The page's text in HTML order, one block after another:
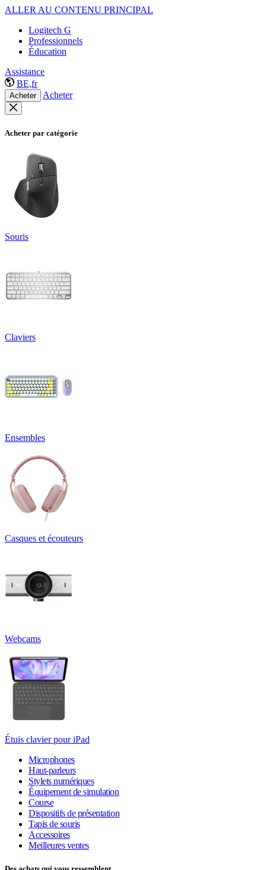
ALLER AU CONTENU PRINCIPAL
Logitech G
Professionnels
Éducation
Assistance
BE,fr
Acheter Acheter
Acheter par catégorie
Souris
Claviers
Ensembles
Casques et écouteurs
Webcams
Étuis clavier pour iPad
Microphones
Haut-parleurs
Stylets numériques
Équipement de simulation
Course
Dispositifs de présentation
Tapis de souris
Accessoires
Meilleures ventes